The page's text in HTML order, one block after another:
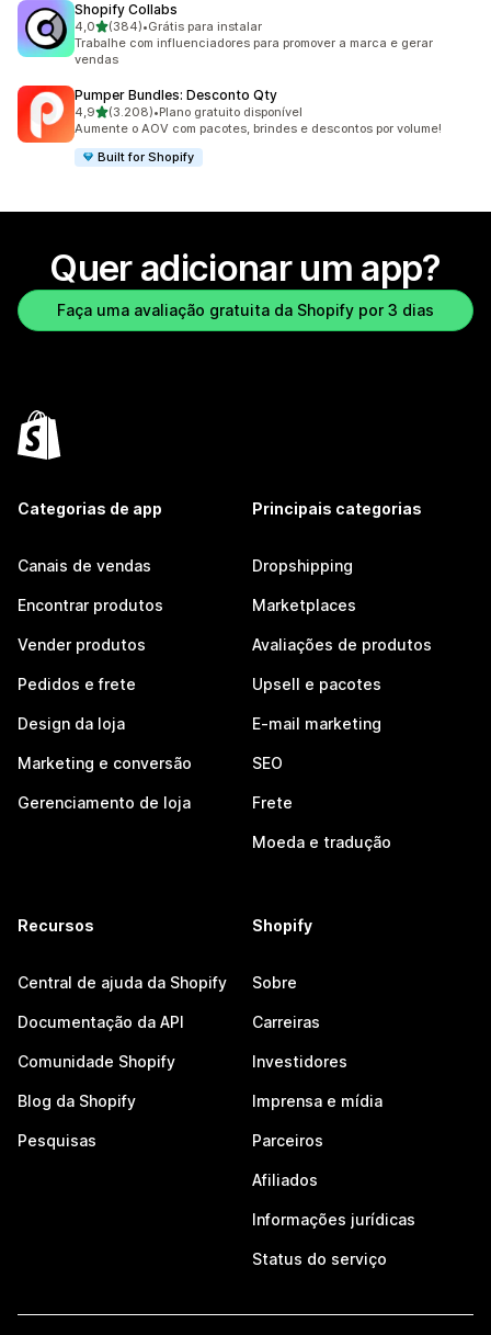
Shopify Collabs
4,0de 5 estrelas
(384)
384 avaliações ao todo
•Grátis para instalar
Trabalhe com influenciadores para promover a marca e gerar
vendas
Pumper Bundles: Desconto Qty
4,9de 5 estrelas
(3.208)
3208 avaliações ao todo
•Plano gratuito disponível
Aumente o AOV com pacotes, brindes e descontos por volume!
Built for Shopify
Quer adicionar um app?
Faça uma avaliação gratuita da Shopify por 3 dias
Categorias de app
Canais de vendas
Encontrar produtos
Vender produtos
Pedidos e frete
Design da loja
Marketing e conversão
Gerenciamento de loja
Principais categorias
Dropshipping
Marketplaces
Avaliações de produtos
Upsell e pacotes
E-mail marketing
SEO
Frete
Moeda e tradução
Recursos
Central de ajuda da Shopify
Documentação da API
Comunidade Shopify
Blog da Shopify
Pesquisas
Shopify
Sobre
Carreiras
Investidores
Imprensa e mídia
Parceiros
Afiliados
Informações jurídicas
Status do serviço